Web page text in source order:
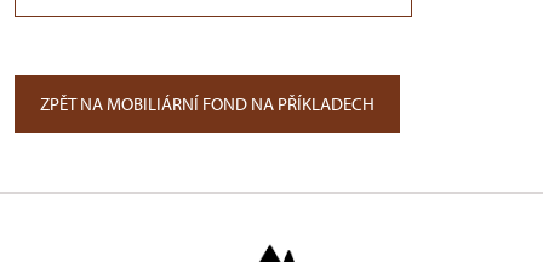
ZPĚT NA MOBILIÁRNÍ FOND NA PŘÍKLADECH